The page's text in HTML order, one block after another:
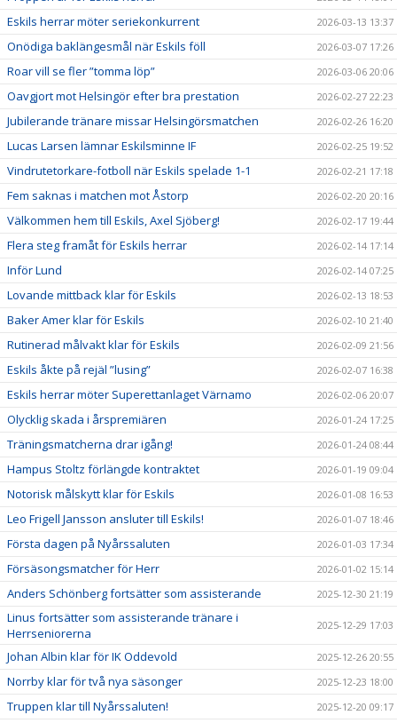
Eskils herrar möter seriekonkurrent 2026-03-13 13:37
Onödiga baklängesmål när Eskils föll 2026-03-07 17:26
Roar vill se fler ”tomma löp” 2026-03-06 20:06
Oavgjort mot Helsingör efter bra prestation 2026-02-27 22:23
Jubilerande tränare missar Helsingörsmatchen 2026-02-26 16:20
Lucas Larsen lämnar Eskilsminne IF 2026-02-25 19:52
Vindrutetorkare-fotboll när Eskils spelade 1-1 2026-02-21 17:18
Fem saknas i matchen mot Åstorp 2026-02-20 20:16
Välkommen hem till Eskils, Axel Sjöberg! 2026-02-17 19:44
Flera steg framåt för Eskils herrar 2026-02-14 17:14
Inför Lund 2026-02-14 07:25
Lovande mittback klar för Eskils 2026-02-13 18:53
Baker Amer klar för Eskils 2026-02-10 21:40
Rutinerad målvakt klar för Eskils 2026-02-09 21:56
Eskils åkte på rejäl ”lusing” 2026-02-07 16:38
Eskils herrar möter Superettanlaget Värnamo 2026-02-06 20:07
Olycklig skada i årspremiären 2026-01-24 17:25
Träningsmatcherna drar igång! 2026-01-24 08:44
Hampus Stoltz förlängde kontraktet 2026-01-19 09:04
Notorisk målskytt klar för Eskils 2026-01-08 16:53
Leo Frigell Jansson ansluter till Eskils! 2026-01-07 18:46
Första dagen på Nyårssaluten 2026-01-03 17:34
Försäsongsmatcher för Herr 2026-01-02 15:14
Anders Schönberg fortsätter som assisterande 2025-12-30 21:19
Linus fortsätter som assisterande tränare i
Herrseniorerna
2025-12-29 17:03
Johan Albin klar för IK Oddevold 2025-12-26 20:55
Norrby klar för två nya säsonger 2025-12-23 18:00
Truppen klar till Nyårssaluten! 2025-12-20 09:17